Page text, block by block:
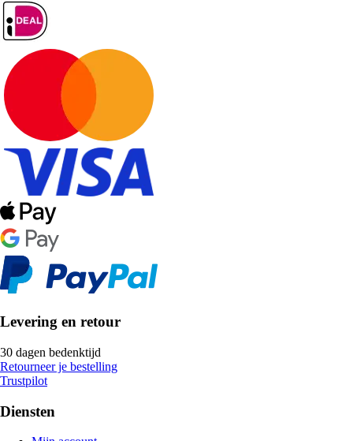
Levering en retour
30 dagen bedenktijd
Retourneer je bestelling
Trustpilot
Diensten